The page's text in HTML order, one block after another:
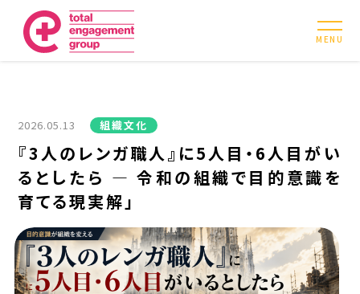
MENU
2026.05.13 組織文化
『3人のレンガ職人』に5人目・6人目がい
るとしたら — 令和の組織で目的意識を
育てる現実解」